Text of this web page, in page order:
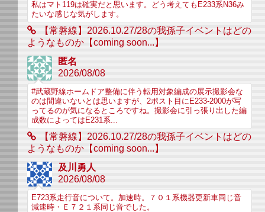
私はマト119は確実だと思います。どう考えてもE233系N36み
たいな感じな気がします。
【常磐線】2026.10.27/28の我孫子イベントはどの
ようなものか【coming soon...】
匿名
2026/08/08
#武蔵野線ホームドア整備に伴う転用対象編成の展示撮影会な
のは間違いないとは思いますが、2ポスト目にE233-2000が写
ってるのが気になるところですね。撮影会に引っ張り出した編
成数によってはE231系...
【常磐線】2026.10.27/28の我孫子イベントはどの
ようなものか【coming soon...】
及川勇人
2026/08/08
E723系走行音について。加速時。７０１系機器更新車同じ音
減速時・Ｅ７２１系同じ音でした。